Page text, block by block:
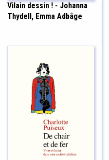
Vilain dessin ! - Johanna
Thydell, Emma Adbåge